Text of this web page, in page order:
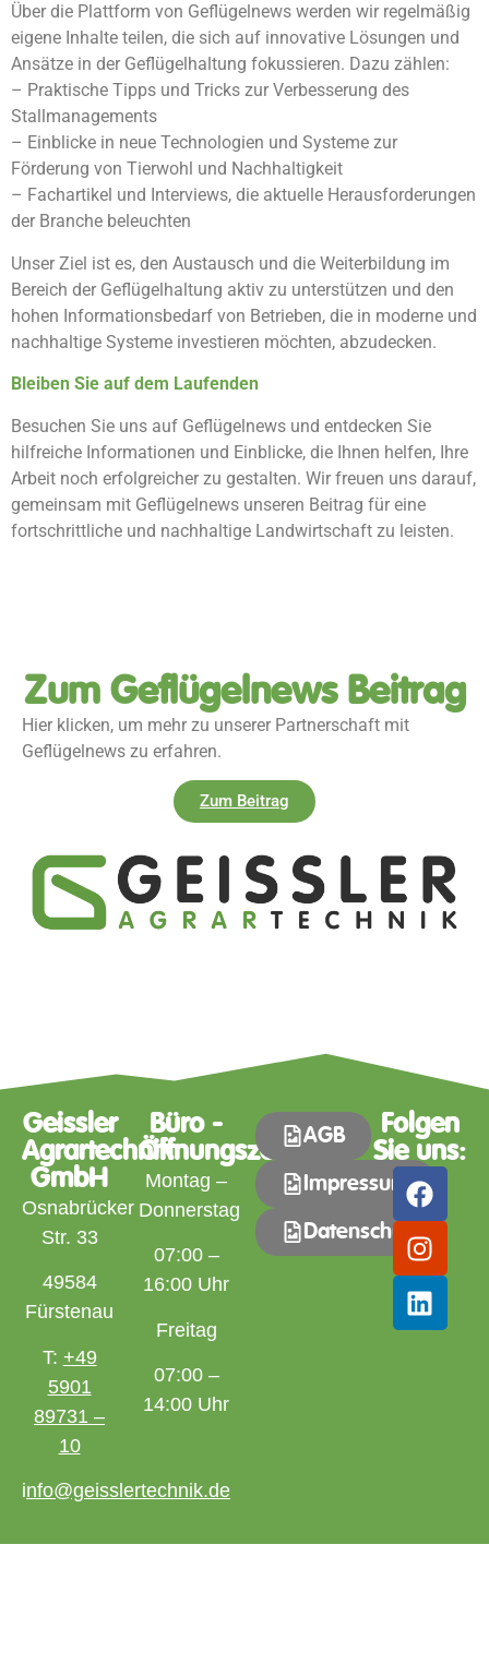
Über die Plattform von Geflügelnews werden wir regelmäßig
eigene Inhalte teilen, die sich auf innovative Lösungen und
Ansätze in der Geflügelhaltung fokussieren. Dazu zählen:
– Praktische Tipps und Tricks zur Verbesserung des
Stallmanagements
– Einblicke in neue Technologien und Systeme zur
Förderung von Tierwohl und Nachhaltigkeit
– Fachartikel und Interviews, die aktuelle Herausforderungen
der Branche beleuchten
Unser Ziel ist es, den Austausch und die Weiterbildung im
Bereich der Geflügelhaltung aktiv zu unterstützen und den
hohen Informationsbedarf von Betrieben, die in moderne und
nachhaltige Systeme investieren möchten, abzudecken.
Bleiben Sie auf dem Laufenden
Besuchen Sie uns auf Geflügelnews und entdecken Sie
hilfreiche Informationen und Einblicke, die Ihnen helfen, Ihre
Arbeit noch erfolgreicher zu gestalten. Wir freuen uns darauf,
gemeinsam mit Geflügelnews unseren Beitrag für eine
fortschrittliche und nachhaltige Landwirtschaft zu leisten.
Zum Geflügelnews Beitrag
Hier klicken, um mehr zu unserer Partnerschaft mit
Geflügelnews zu erfahren.
Zum Beitrag
Geissler
Agrartechnik
GmbH
Osnabrücker
Str. 33
49584
Fürstenau
T: +49
5901
89731 –
10
info@geisslertechnik.de
Büro -
Öffnungszeiten
Montag –
Donnerstag
07:00 –
16:00 Uhr
Freitag
07:00 –
14:00 Uhr
AGB
Impressum
Datenschutz
Folgen
Sie uns: